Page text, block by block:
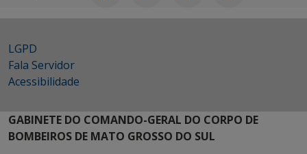
LGPD
Fala Servidor
Acessibilidade
GABINETE DO COMANDO-GERAL DO CORPO DE
BOMBEIROS DE MATO GROSSO DO SUL